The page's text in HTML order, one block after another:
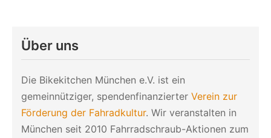
Über uns
Die Bikekitchen München e.V. ist ein
gemeinnütziger, spendenfinanzierter Verein zur
Förderung der Fahradkultur. Wir veranstalten in
München seit 2010 Fahrradschraub-Aktionen zum